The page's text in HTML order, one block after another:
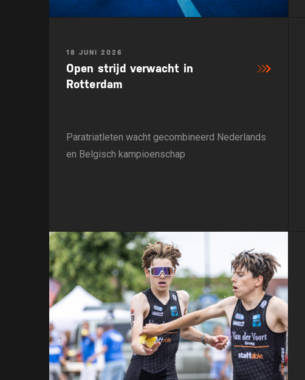
18 JUNI 2026
Open strijd verwacht in
Rotterdam
Paratriatleten wacht gecombineerd Nederlands
en Belgisch kampioenschap